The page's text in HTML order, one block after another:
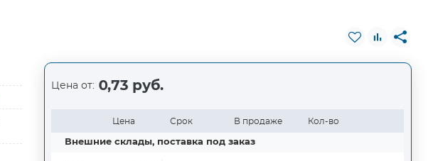
Цена от: 0,73 руб.
Цена Срок В продаже Кол-во
Внешние склады, поставка под заказ